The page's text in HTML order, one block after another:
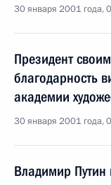
30 января 2001 года,
Президент
благодарность
академии
30 января 2001 года,
Владимир Путин